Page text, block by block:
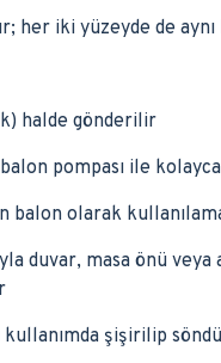
her iki yüzeyde de
halde gönderilir
pompası ile
balon olarak
duvar, masa önü
şişirilip